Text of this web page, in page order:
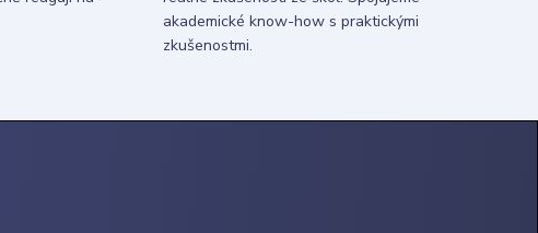
akademické know-how s praktickými
zkušenostmi.